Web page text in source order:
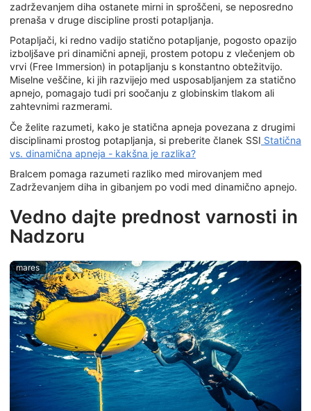
zadrževanjem diha ostanete mirni in sproščeni, se neposredno
prenaša v druge discipline prosti potapljanja.
Potapljači, ki redno vadijo statično potapljanje, pogosto opazijo
izboljšave pri dinamični apneji, prostem potopu z vlečenjem ob
vrvi (Free Immersion) in potapljanju s konstantno obtežitvijo.
Miselne veščine, ki jih razvijejo med usposabljanjem za statično
apnejo, pomagajo tudi pri soočanju z globinskim tlakom ali
zahtevnimi razmerami.
Če želite razumeti, kako je statična apneja povezana z drugimi
disciplinami prostog potapljanja, si preberite članek SSI Statična
vs. dinamična apneja - kakšna je razlika?
Bralcem pomaga razumeti razliko med mirovanjem med
Zadrževanjem diha in gibanjem po vodi med dinamično apnejo.
Vedno dajte prednost varnosti in
Nadzoru
mares